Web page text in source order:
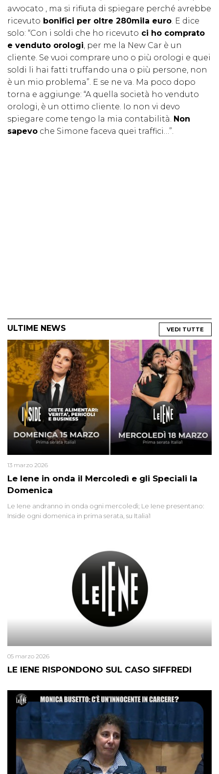
avvocato , ma si rifiuta di spiegare perché avrebbe
ricevuto bonifici per oltre 280mila euro. E dice
solo: “Con i soldi che ho ricevuto ci ho comprato
e venduto orologi, per me la New Car è un
cliente. Se vuoi comprare uno o più orologi e quei
soldi li hai fatti truffando una o più persone, non
è un mio problema”. E se ne va. Ma poco dopo
torna e aggiunge: “A quella società ho venduto
orologi, è un ottimo cliente. Io non vi devo
spiegare come tengo la mia contabilità. Non
sapevo che Simone faceva quei traffici…”.
ULTIME NEWS VEDI TUTTE
Le Iene in onda il Mercoledì e gli Speciali la
Domenica
13 marzo 2026
Le Iene andranno in onda ogni mercoledì; Le Iene presentano:
Inside ogni domenica in prima serata, su Italia1
LE IENE RISPONDONO SUL CASO SIFFREDI
05 marzo 2026